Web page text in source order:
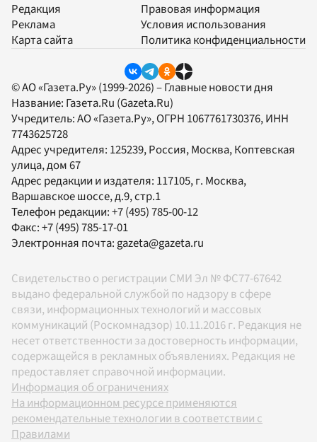
Редакция
Реклама
Карта сайта
Правовая информация
Условия использования
Политика конфиденциальности
© АО «Газета.Ру» (1999-2026) – Главные новости дня
Название: Газета.Ru (Gazeta.Ru)
Учредитель:АО «Газета.Ру», ОГРН 1067761730376, ИНН
7743625728
Адрес учредителя: 125239, Россия, Москва, Коптевская
улица, дом 67
Адрес редакции и издателя: 117105, г. Москва,
Варшавское шоссе, д.9, стр.1
Телефон редакции:+7 (495) 785-00-12
Факс:+7 (495) 785-17-01
Электронная почта: gazeta@gazeta.ru
Свидетельство о регистрации СМИ Эл № ФС77-67642
выдано федеральной службой по надзору в сфере
связи, информационных технологий и массовых
коммуникаций (Роскомнадзор) 10.11.2016 г. Редакция не
несет ответственности за достоверность информации,
содержащейся в рекламных объявлениях. Редакция не
предоставляет справочной информации.
Информация об ограничениях
На информационном ресурсе применяются
рекомендательные технологии в соответствии с
Правилами